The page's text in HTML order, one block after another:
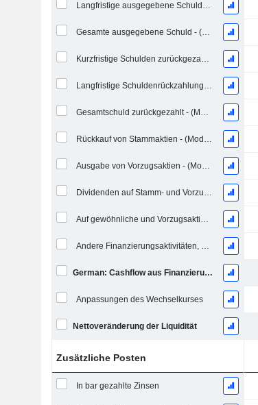
Langfristige ausgegebene Schulden, Gesamt
Gesamte ausgegebene Schuld - (Modellspezifisch)
Kurzfristige Schulden zurückgezahlt, Gesamt
Langfristige Schuldenrückzahlung, Gesamt
Gesamtschuld zurückgezahlt - (Modellspezifisch)
Rückkauf von Stammaktien - (Modellspezifisch)
Ausgabe von Vorzugsaktien - (Modellspezifisch)
Dividenden auf Stamm- und Vorzugsaktien gezahlt - (Vorlagenspezifisch)
Auf gewöhnliche und Vorzugsaktien gezahlte Dividenden
Andere Finanzierungsaktivitäten, Gesamt - (Modellspezifisch)
German: Cashflow aus Finanzierungstätigkeit
Anpassungen des Wechselkurses
Nettoveränderung der Liquidität
Zusätzliche Posten
In bar gezahlte Zinsen